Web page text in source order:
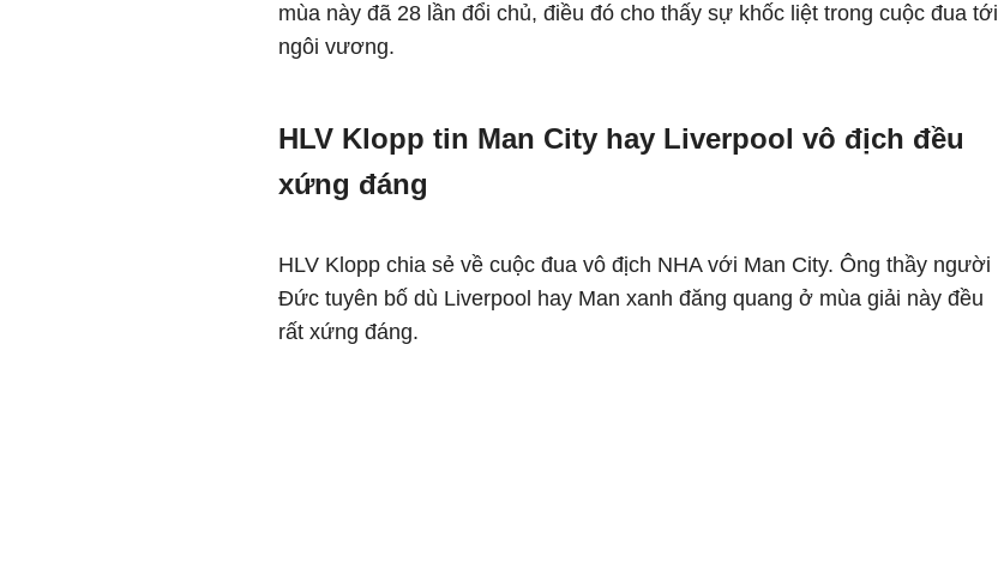
mùa này đã 28 lần đổi chủ, điều đó cho thấy sự khốc liệt trong cuộc đua tới
ngôi vương.
HLV Klopp tin Man City hay Liverpool vô địch đều
xứng đáng
HLV Klopp chia sẻ về cuộc đua vô địch NHA với Man City. Ông thầy người
Đức tuyên bố dù Liverpool hay Man xanh đăng quang ở mùa giải này đều
rất xứng đáng.